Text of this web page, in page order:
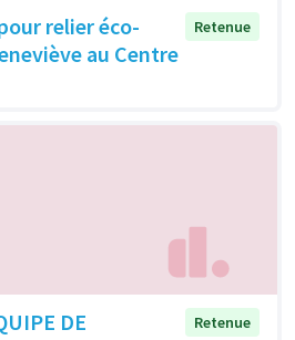
relier éco-
au Centre
Retenue
DE
Retenue